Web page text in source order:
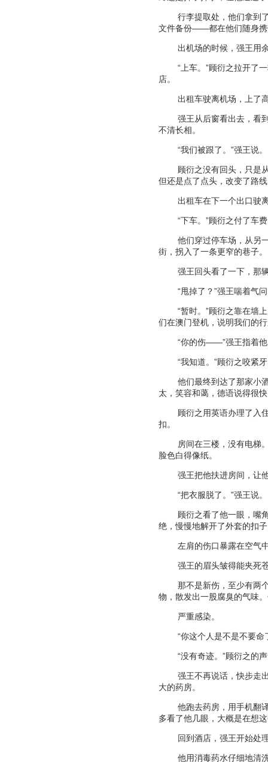
行李提取处，他们拿到
文件备份——都在他们随身
出机场的时候，强王用
“ 上车。 ”顾衍之拉开了
店。
出租车驶离机场，上了
强王从后窗看出去，看
不清长相。
“我们被跟了。 ”强王说。
顾衍之没有回头，只是
但还是点了点头，改变了路
出租车在下一个出口驶
“下车。 ”顾衍之付了车
他们穿过停车场，从另
街，拐入了一条更窄的巷子。
强王回头看了一下，那
“甩掉了？”强王喘着气
“暂时。 ”顾衍之靠在墙
们在澳门登机，说明我们的
“你的伤——”强王指着
“我知道。 ”顾衍之咬紧
他们最终到达了那家小
太，笑容和蔼，德语说得很
顾衍之用英语办理了入
扣。
房间在三楼，没有电梯
脸色白得像纸。
强王把他扶进房间，让
“把衣服脱了。 ”强王说。
顾衍之看了他一眼，嘴
绝，慢慢地解开了外套的扣
左肩的伤口暴露在空气
强王的眉头皱得能夹死
那不是新伤，至少有两
物，散发出一股腐臭的气味
严重感染。
“你这个人是不是不要命
“没有奇迹。 ”顾衍之的
强王不再说话，快步走
大的药房。
他跑去药房，用手机翻
多看了他几眼，大概是在想
回到酒店，强王开始处
他用消毒药水仔细地清